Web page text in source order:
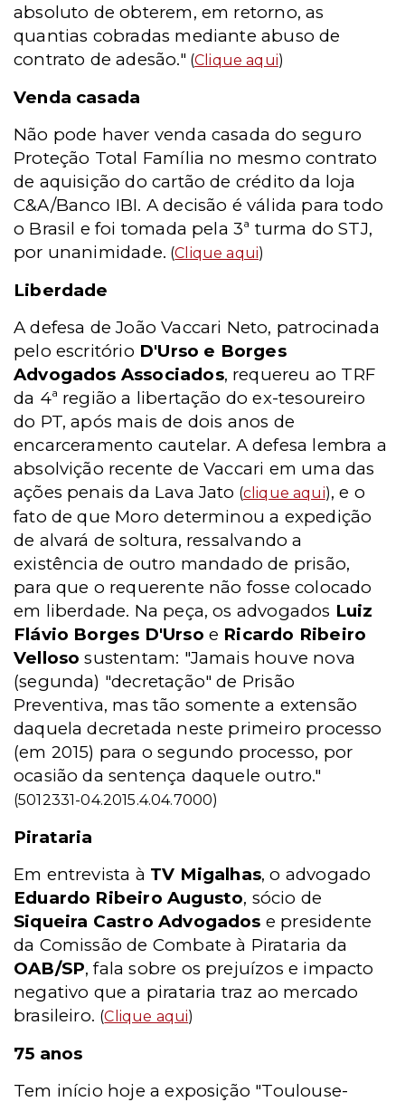
absoluto de obterem, em retorno, as
quantias cobradas mediante abuso de
contrato de adesão." (Clique aqui)
Venda casada
Não pode haver venda casada do seguro
Proteção Total Família no mesmo contrato
de aquisição do cartão de crédito da loja
C&A/Banco IBI. A decisão é válida para todo
o Brasil e foi tomada pela 3ª turma do STJ,
por unanimidade. (Clique aqui)
Liberdade
A defesa de João Vaccari Neto, patrocinada
pelo escritório D'Urso e Borges
Advogados Associados, requereu ao TRF
da 4ª região a libertação do ex-tesoureiro
do PT, após mais de dois anos de
encarceramento cautelar. A defesa lembra a
absolvição recente de Vaccari em uma das
ações penais da Lava Jato (clique aqui), e o
fato de que Moro determinou a expedição
de alvará de soltura, ressalvando a
existência de outro mandado de prisão,
para que o requerente não fosse colocado
em liberdade. Na peça, os advogados Luiz
Flávio Borges D'Urso e Ricardo Ribeiro
Velloso sustentam: "Jamais houve nova
(segunda) "decretação" de Prisão
Preventiva, mas tão somente a extensão
daquela decretada neste primeiro processo
(em 2015) para o segundo processo, por
ocasião da sentença daquele outro."
(5012331-04.2015.4.04.7000)
Pirataria
Em entrevista à TV Migalhas, o advogado
Eduardo Ribeiro Augusto, sócio de
Siqueira Castro Advogados e presidente
da Comissão de Combate à Pirataria da
OAB/SP, fala sobre os prejuízos e impacto
negativo que a pirataria traz ao mercado
brasileiro. (Clique aqui)
75 anos
Tem início hoje a exposição "Toulouse-